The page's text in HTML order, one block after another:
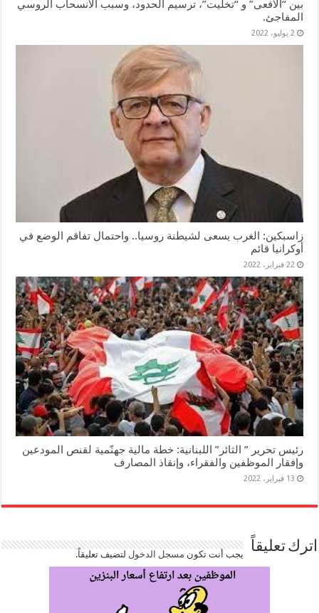
بين “الأفعى” و “تخليت”، ترسيم الحدود، وسبب الانسحاب الروسي
المفاجئ.
2 يوليو، 2022
زاسبكين: الغرب يسعى لشيطنة روسيا.. واحتمال تفاقم الوضع في
أوكرانيا قائم
22 فبراير، 2022
رئيس تحرير ” الثائر” اللبنانية: خطة مالية جهنّمية لقنص المودعين
وإفقار الموظفين والفقراء، وإنقاذ المصارف
13 فبراير، 2022
اترك تعليقاً يجب أنت تكون مسجل الدخوللتضيف تعليقاً.